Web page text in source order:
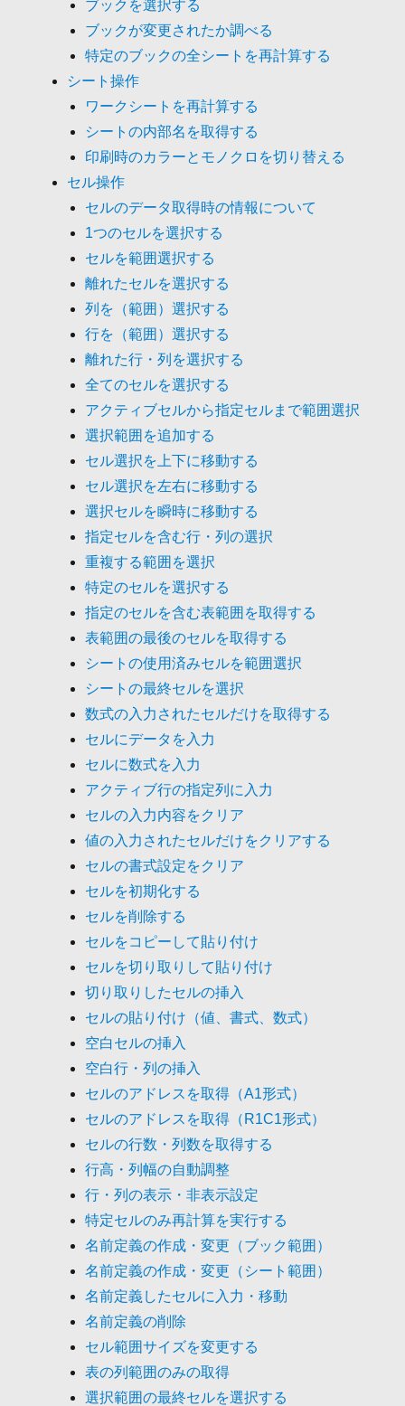
ブックを選択する
ブックが変更されたか調べる
特定のブックの全シートを再計算する
シート操作
ワークシートを再計算する
シートの内部名を取得する
印刷時のカラーとモノクロを切り替える
セル操作
セルのデータ取得時の情報について
1つのセルを選択する
セルを範囲選択する
離れたセルを選択する
列を（範囲）選択する
行を（範囲）選択する
離れた行・列を選択する
全てのセルを選択する
アクティブセルから指定セルまで範囲選択
選択範囲を追加する
セル選択を上下に移動する
セル選択を左右に移動する
選択セルを瞬時に移動する
指定セルを含む行・列の選択
重複する範囲を選択
特定のセルを選択する
指定のセルを含む表範囲を取得する
表範囲の最後のセルを取得する
シートの使用済みセルを範囲選択
シートの最終セルを選択
数式の入力されたセルだけを取得する
セルにデータを入力
セルに数式を入力
アクティブ行の指定列に入力
セルの入力内容をクリア
値の入力されたセルだけをクリアする
セルの書式設定をクリア
セルを初期化する
セルを削除する
セルをコピーして貼り付け
セルを切り取りして貼り付け
切り取りしたセルの挿入
セルの貼り付け（値、書式、数式）
空白セルの挿入
空白行・列の挿入
セルのアドレスを取得（A1形式）
セルのアドレスを取得（R1C1形式）
セルの行数・列数を取得する
行高・列幅の自動調整
行・列の表示・非表示設定
特定セルのみ再計算を実行する
名前定義の作成・変更（ブック範囲）
名前定義の作成・変更（シート範囲）
名前定義したセルに入力・移動
名前定義の削除
セル範囲サイズを変更する
表の列範囲のみの取得
選択範囲の最終セルを選択する